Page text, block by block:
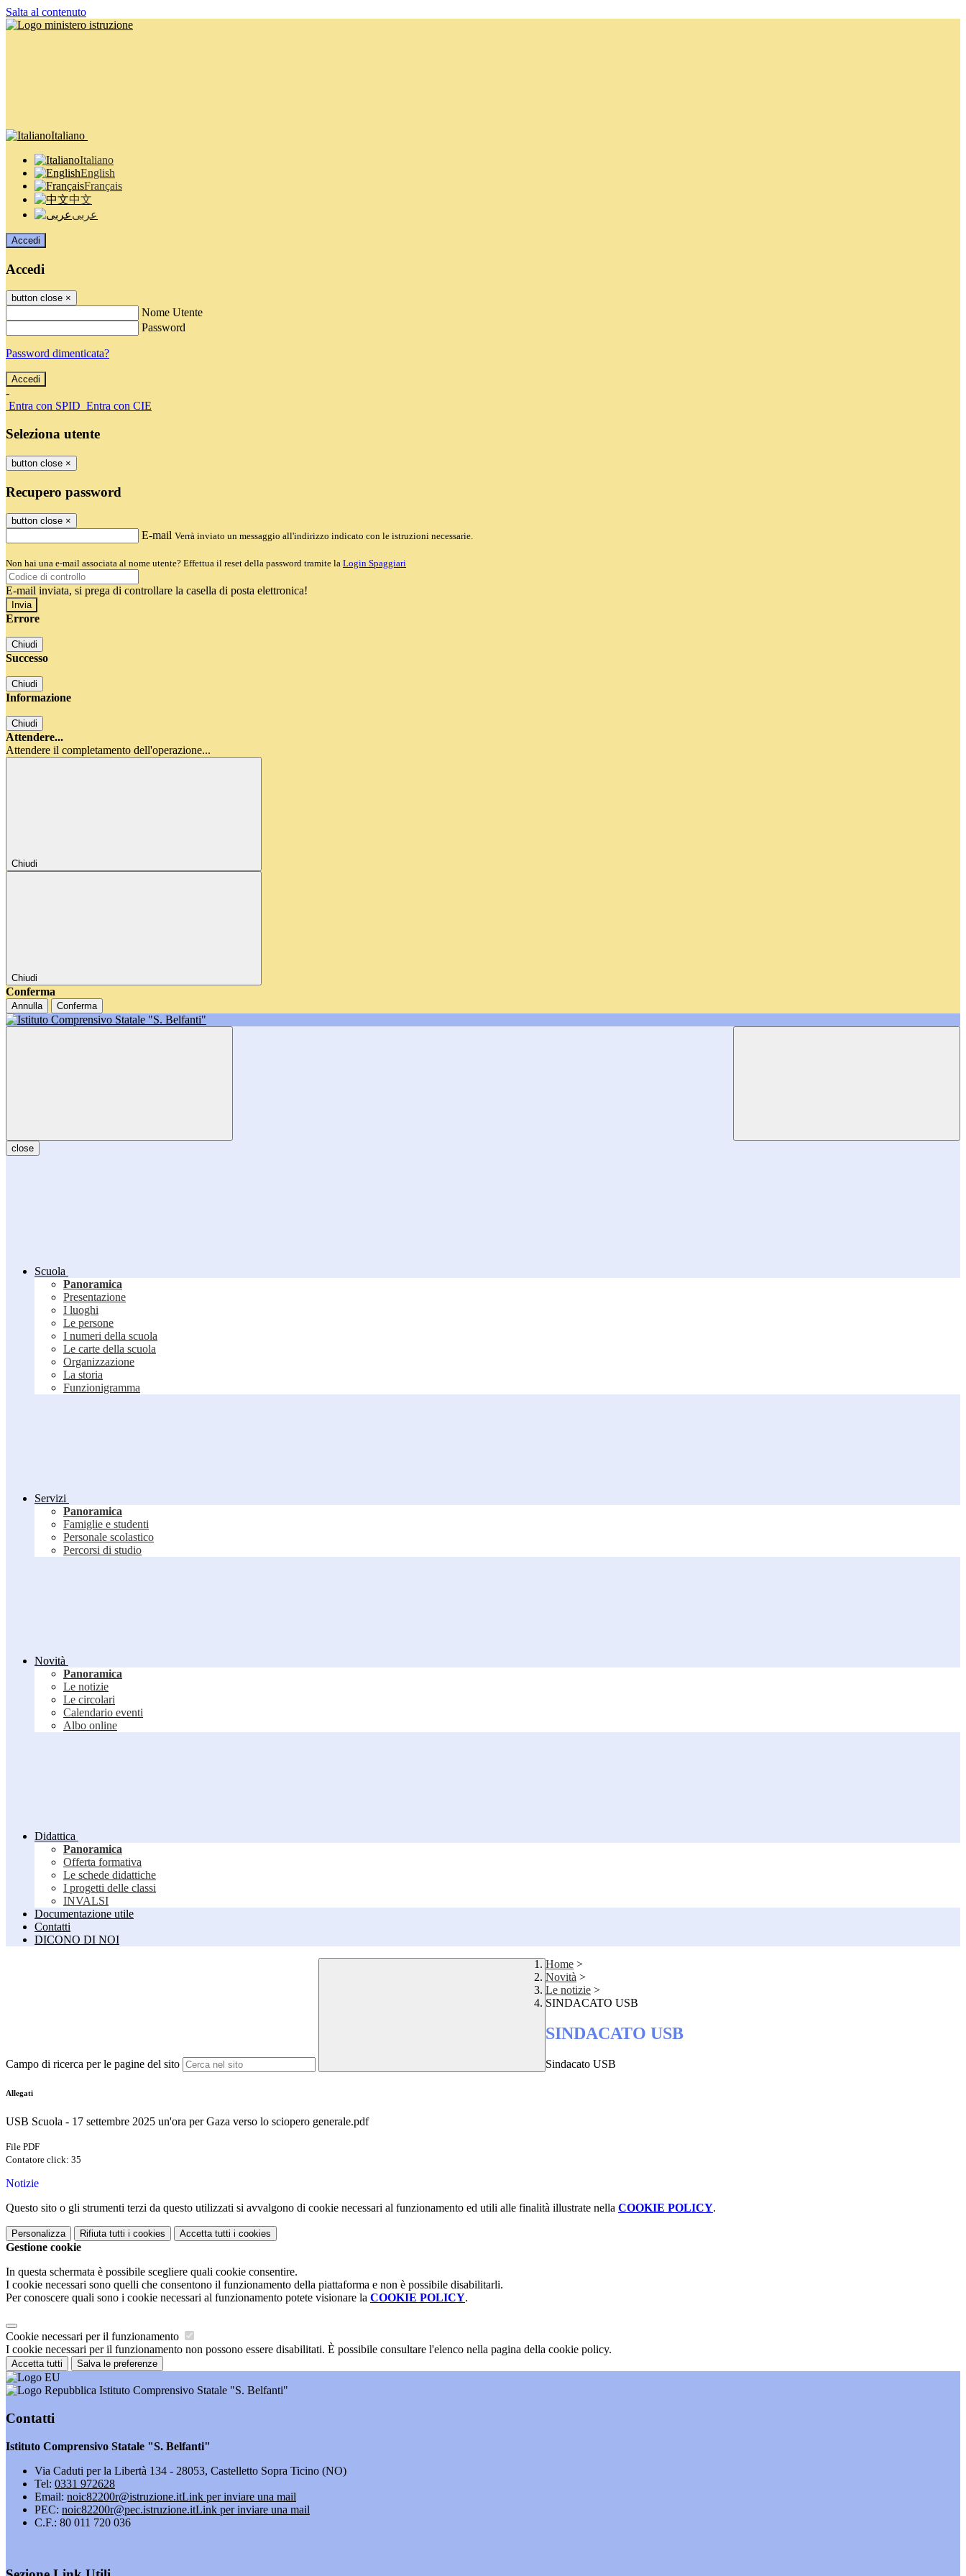
Salta al contenuto
Italiano
Italiano
English
Français
中文
عربى
Accedi
Accedi
button close ×
Nome Utente
Password
Password dimenticata?
-
Entra con SPID Entra con CIE
Seleziona utente
button close ×
Recupero password
button close ×
E-mail Verrà inviato un messaggio all'indirizzo indicato con le istruzioni necessarie.
Non hai una e-mail associata al nome utente? Effettua il reset della password tramite la Login Spaggiari
E-mail inviata, si prega di controllare la casella di posta elettronica!
Errore
Chiudi
Successo
Chiudi
Informazione
Chiudi
Attendere...
Attendere il completamento dell'operazione...
Chiudi
Chiudi
Conferma
Annulla Conferma
close
Scuola
Panoramica
Presentazione
I luoghi
Le persone
I numeri della scuola
Le carte della scuola
Organizzazione
La storia
Funzionigramma
Servizi
Panoramica
Famiglie e studenti
Personale scolastico
Percorsi di studio
Novità
Panoramica
Le notizie
Le circolari
Calendario eventi
Albo online
Didattica
Panoramica
Offerta formativa
Le schede didattiche
I progetti delle classi
INVALSI
Documentazione utile
Contatti
DICONO DI NOI
Campo di ricerca per le pagine del sito
Home >
Novità >
Le notizie >
SINDACATO USB
SINDACATO USB
Sindacato USB
Allegati
USB Scuola - 17 settembre 2025 un'ora per Gaza verso lo sciopero generale.pdf
File PDF
Contatore click: 35
Notizie
Questo sito o gli strumenti terzi da questo utilizzati si avvalgono di cookie necessari al funzionamento ed utili alle finalità illustrate nella COOKIE POLICY.
Personalizza Rifiuta tutti i cookies Accetta tutti i cookies
Gestione cookie
In questa schermata è possibile scegliere quali cookie consentire.
I cookie necessari sono quelli che consentono il funzionamento della piattaforma e non è possibile disabilitarli.
Per conoscere quali sono i cookie necessari al funzionamento potete visionare la COOKIE POLICY.
Cookie necessari per il funzionamento
I cookie necessari per il funzionamento non possono essere disabilitati. È possibile consultare l'elenco nella pagina della cookie policy.
Accetta tutti Salva le preferenze
Istituto Comprensivo Statale "S. Belfanti"
Contatti
Istituto Comprensivo Statale "S. Belfanti"
Via Caduti per la Libertà 134 - 28053, Castelletto Sopra Ticino (NO)
Tel: 0331 972628
Email: noic82200r@istruzione.itLink per inviare una mail
PEC: noic82200r@pec.istruzione.itLink per inviare una mail
C.F.: 80 011 720 036